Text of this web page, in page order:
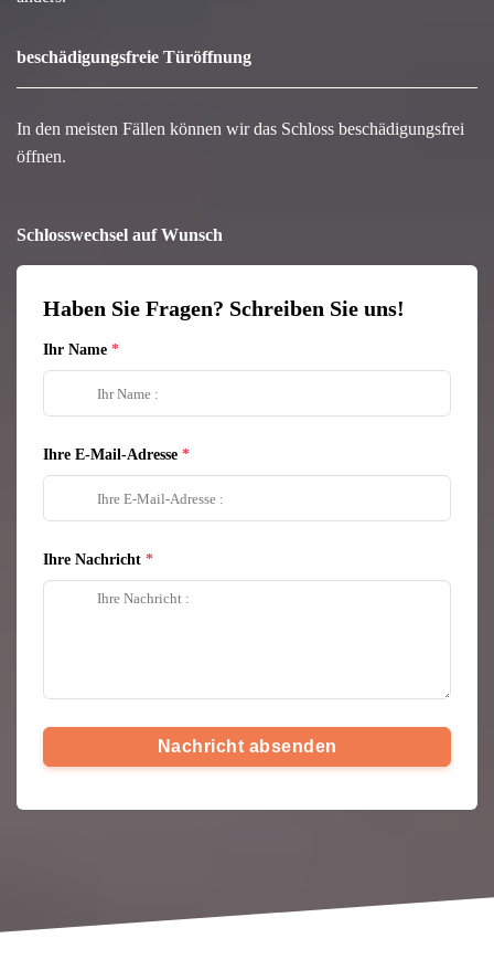
beschädigungsfreie Türöffnung
In den meisten Fällen können wir das Schloss beschädigungsfrei
öffnen.
Schlosswechsel auf Wunsch
Haben Sie Fragen? Schreiben Sie uns!
Ihr Name
Ihre E-Mail-Adresse
Ihre Nachricht
Nachricht absenden